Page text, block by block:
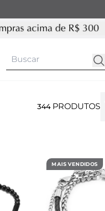
344 PRODUTOS
MAIS VENDIDOS